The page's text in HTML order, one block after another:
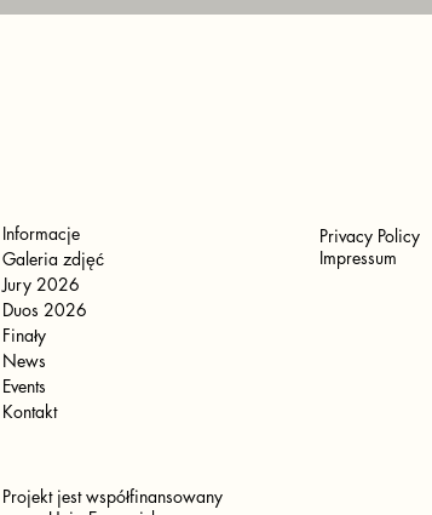
Informacje
Galeria zdjęć
Jury 2026
Duos 2026
Finały
News
Events
Kontakt
Projekt jest współfinansowany
Privacy Policy
Impressum